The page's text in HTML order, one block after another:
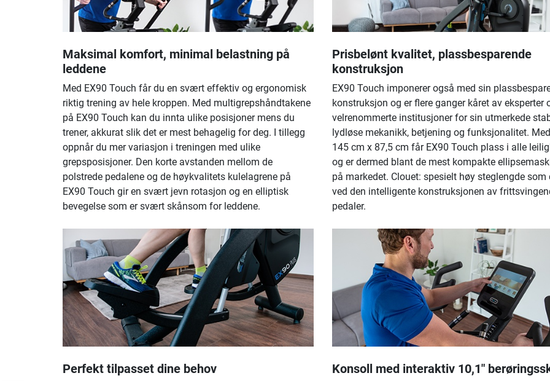
Maksimal komfort, minimal belastning på
leddene
Med EX90 Touch får du en svært effektiv og ergonomisk
riktig trening av hele kroppen. Med multigrepshåndtakene
på EX90 Touch kan du innta ulike posisjoner mens du
trener, akkurat slik det er mest behagelig for deg. I tillegg
oppnår du mer variasjon i treningen med ulike
grepsposisjoner. Den korte avstanden mellom de
polstrede pedalene og de høykvalitets kulelagrene på
EX90 Touch gir en svært jevn rotasjon og en elliptisk
bevegelse som er svært skånsom for leddene.
Prisbelønt kvalitet, plassbesparende
konstruksjon
EX90 Touch imponerer også med sin
konstruksjon og er flere ganger kåret av eksperter
velrenommerte institusjoner for sin utmerkede
lydløse mekanikk, betjening og funksjonalitet.
145 cm x 87,5 cm får EX90 Touch plass i alle
og er dermed blant de mest kompakte
på markedet. Clouet: spesielt høy steglengde som
ved den intelligente konstruksjonen av
pedaler.
Perfekt tilpasset dine behov Konsoll med interaktiv 10,1"